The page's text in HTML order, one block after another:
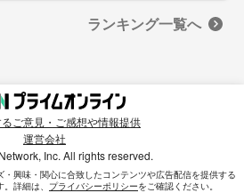
ランキング一覧へ
ご意見・ご感想や情報提供
運営会社
Inc. All rights reserved.
興味・関⼼に合致したコンテンツや広告配信を提供する
詳細は、 プライバシーポリシーをご確認ください。